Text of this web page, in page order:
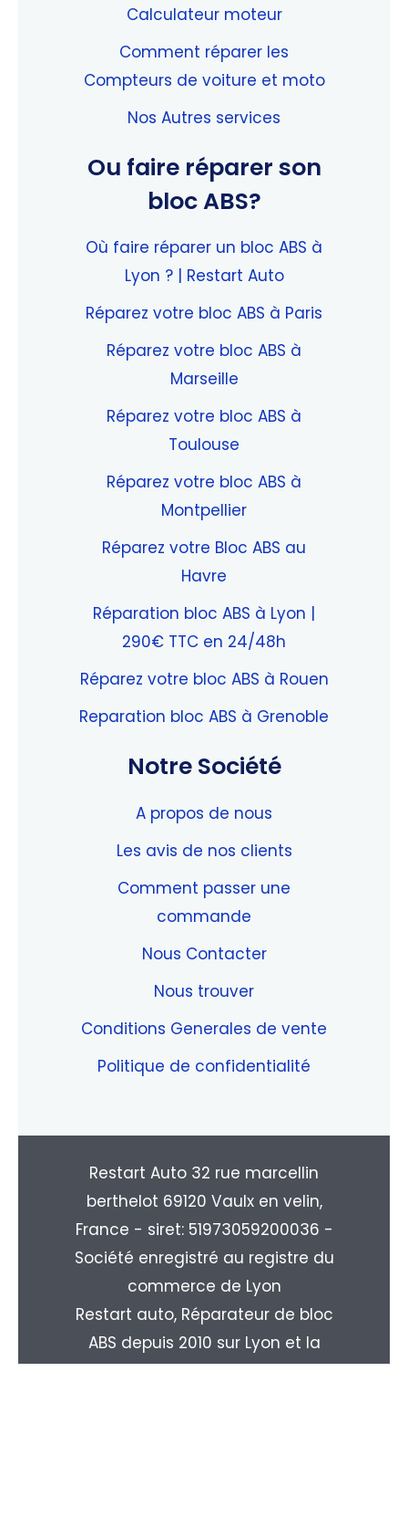
Calculateur moteur
Comment réparer les
Compteurs de voiture et moto
Nos Autres services
Ou faire réparer son
bloc ABS?
Où faire réparer un bloc ABS à
Lyon ? | Restart Auto
Réparez votre bloc ABS à Paris
Réparez votre bloc ABS à
Marseille
Réparez votre bloc ABS à
Toulouse
Réparez votre bloc ABS à
Montpellier
Réparez votre Bloc ABS au
Havre
Réparation bloc ABS à Lyon |
290€ TTC en 24/48h
Réparez votre bloc ABS à Rouen
Reparation bloc ABS à Grenoble
Notre Société
A propos de nous
Les avis de nos clients
Comment passer une
commande
Nous Contacter
Nous trouver
Conditions Generales de vente
Politique de confidentialité
Restart Auto 32 rue marcellin
berthelot 69120 Vaulx en velin,
France - siret: 51973059200036 -
Société enregistré au registre du
commerce de Lyon
Restart auto, Réparateur de bloc
ABS depuis 2010 sur Lyon et la
région Rhone-alpes. Livraison